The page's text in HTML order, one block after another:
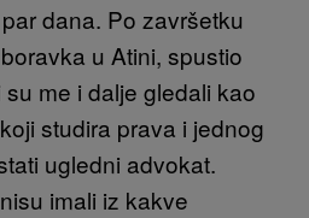
dana. Po završetku
u Atini, spustio
me i dalje gledali kao
studira prava i jednog
ugledni advokat.
imali iz kakve